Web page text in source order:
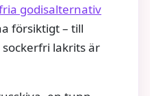
godisalternativ
försiktigt – till
lakrits är